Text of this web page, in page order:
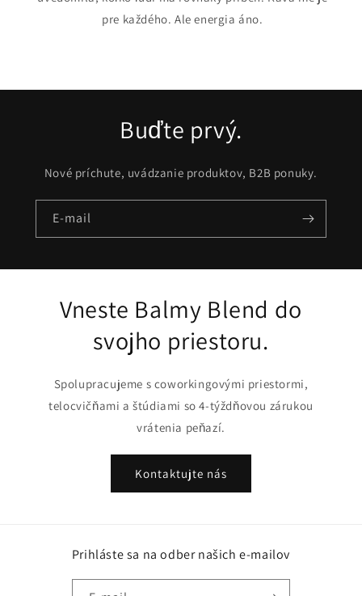
pre každého. Ale energia áno.
Buďte prvý.
Nové príchute, uvádzanie produktov, B2B ponuky.
E-mail
Vneste Balmy Blend do
svojho priestoru.
Spolupracujeme s coworkingovými priestormi,
telocvičňami a štúdiami so 4-týždňovou zárukou
vrátenia peňazí.
Kontaktujte nás
Prihláste sa na odber našich e-mailov